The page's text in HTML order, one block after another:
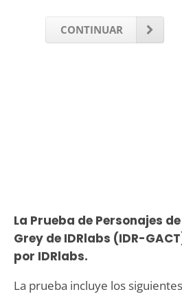
CONTINUAR
La Prueba de Personajes
Grey de IDRlabs (IDR-
por IDRlabs.
La prueba incluye los